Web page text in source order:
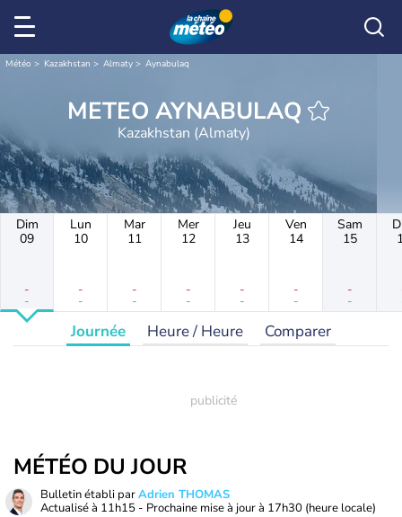
Météo Kazakhstan Almaty Aynabulaq
METEO AYNABULAQ
Kazakhstan (Almaty)
Dim
09
-
-
Lun
10
-
-
Mar
11
-
-
Mer
12
-
-
Jeu
13
-
-
Ven
14
-
-
Sam
15
-
-
Journée Heure / Heure Comparer
MÉTÉO DU JOUR
Bulletin établi parAdrien THOMAS
Actualisé à 11h15 - Prochaine mise à jour à 17h30 (heure locale)